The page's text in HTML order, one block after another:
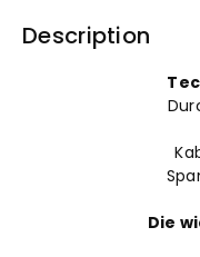
Flammige
Description
Die